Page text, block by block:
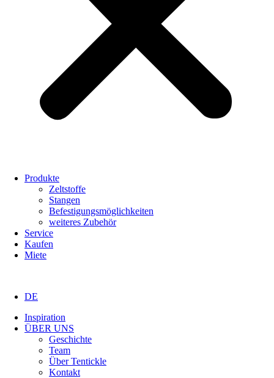
Produkte
Zeltstoffe
Stangen
Befestigungsmöglichkeiten
weiteres Zubehör
Service
Kaufen
Miete
DE
Inspiration
ÜBER UNS
Geschichte
Team
Über Tentickle
Kontakt